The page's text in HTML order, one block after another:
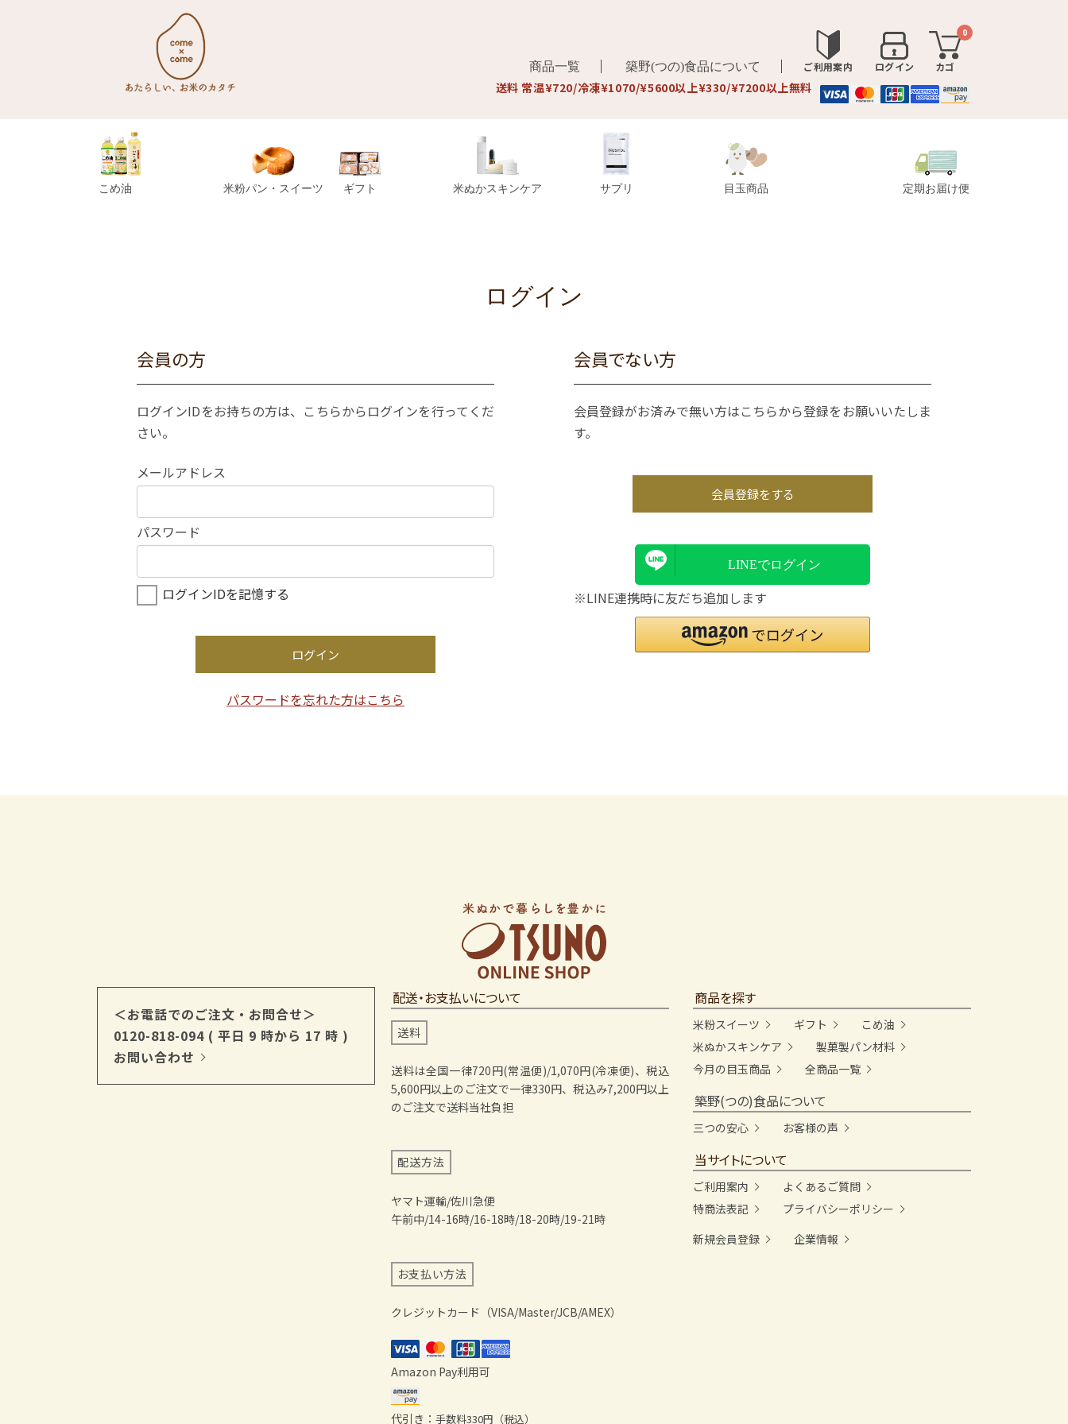
商品一覧 築野(つの)食品について ご利用案内 ログイン カゴ
0
送料 常温¥720/冷凍¥1070/¥5600以上¥330/¥7200以上無料
こめ油 米粉パン・スイーツ ギフト 米ぬかスキンケア サプリ 目玉商品 定期お届け便
ログイン
会員の方
ログインIDをお持ちの方は、こちらからログインを行ってくだ
さい。
メールアドレス
パスワード
ログインIDを記憶する
ログイン
パスワードを忘れた方はこちら
会員でない方
会員登録がお済みで無い方はこちらから登録をお願いいたしま
す。
会員登録をする
LINEでログイン
※LINE連携時に友だち追加します
＜お電話でのご注文・お問合せ＞
0120-818-094 ( 平日 9 時から 17 時 )
お問い合わせ
配送・お支払いについて
送料
送料は全国一律720円(常温便)/1,070円(冷凍便)、税込
5,600円以上のご注文で一律330円、税込み7,200円以上
のご注文で送料当社負担
配送方法
ヤマト運輸/佐川急便
午前中/14-16時/16-18時/18-20時/19-21時
お支払い方法
クレジットカード（VISA/Master/JCB/AMEX）
Amazon Pay利用可
代引き： 手数料330円（税込）
商品を探す
米粉スイーツ ギフト
こめ油
米ぬかスキンケア
製菓製パン材料
今月の目玉商品
全商品一覧
築野(つの)食品について
三つの安心 お客様の声
当サイトについて
ご利用案内
よくあるご質問
特商法表記
プライバシーポリシー
新規会員登録
企業情報